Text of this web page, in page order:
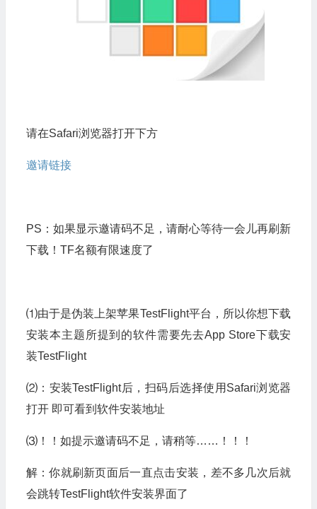
请在Safari浏览器打开下方
邀请链接
PS：如果显示邀请码不足，请耐心等待一会儿再刷新
下载！TF名额有限速度了
⑴由于是伪装上架苹果TestFlight平台，所以你想下载
安装本主题所提到的软件需要先去App Store下载安
装TestFlight
⑵：安装TestFlight后，扫码后选择使用Safari浏览器
打开 即可看到软件安装地址
⑶！！如提示邀请码不足，请稍等……！！！
解：你就刷新页面后一直点击安装，差不多几次后就
会跳转TestFlight软件安装界面了